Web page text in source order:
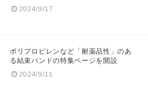
2024/9/17
ポリプロピレンなど「耐薬品性」のあ
る結束バンドの特集ページを開設
2024/9/11